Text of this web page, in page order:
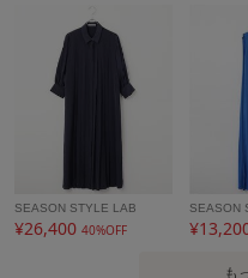
SEASON STYLE LAB
¥26,400 40%OFF
SEASON
も